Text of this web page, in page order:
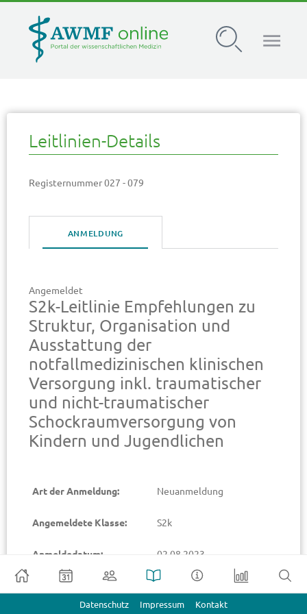
Leitlinien-Details
Registernummer 027 - 079
ANMELDUNG
Angemeldet
S2k-Leitlinie Empfehlungen zu
Struktur, Organisation und
Ausstattung der
notfallmedizinischen klinischen
Versorgung inkl. traumatischer
und nicht-traumatischer
Schockraumversorgung von
Kindern und Jugendlichen
Art der Anmeldung: Neuanmeldung
Angemeldete Klasse: S2k
Anmeldedatum: 02.08.2023
Geplante Fertigstellung:
Datenschutz Impressum Kontakt